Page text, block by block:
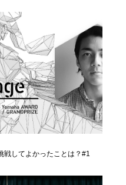
戦してよかったことは？#1